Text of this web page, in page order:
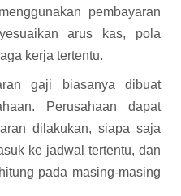
pembayaran
arus kas, pola
kerja tertentu.
gaji biasanya dibuat
Perusahaan dapat
dilakukan, siapa saja
ke jadwal tertentu, dan
pada masing-masing